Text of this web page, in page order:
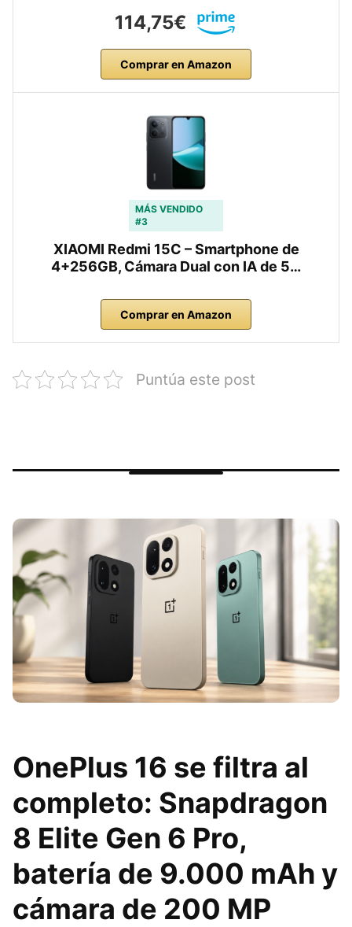
114,75€
Comprar en Amazon
MÁS VENDIDO
#3
XIAOMI Redmi 15C – Smartphone de
4+256GB, Cámara Dual con IA de 5…
Comprar en Amazon
Puntúa este post
OnePlus 16 se filtra al
completo: Snapdragon
8 Elite Gen 6 Pro,
batería de 9.000 mAh y
cámara de 200 MP